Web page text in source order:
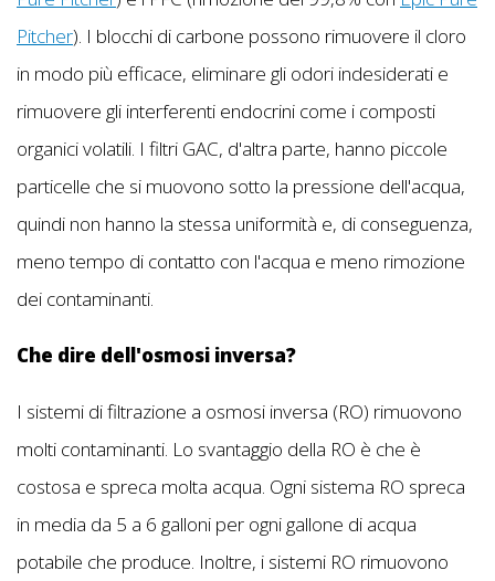
Pitcher). I blocchi di carbone possono rimuovere il cloro
in modo più efficace, eliminare gli odori indesiderati e
rimuovere gli interferenti endocrini come i composti
organici volatili. I filtri GAC, d'altra parte, hanno piccole
particelle che si muovono sotto la pressione dell'acqua,
quindi non hanno la stessa uniformità e, di conseguenza,
meno tempo di contatto con l'acqua e meno rimozione
dei contaminanti.
Che dire dell'osmosi inversa?
I sistemi di filtrazione a osmosi inversa (RO) rimuovono
molti contaminanti. Lo svantaggio della RO è che è
costosa e spreca molta acqua. Ogni sistema RO spreca
in media da 5 a 6 galloni per ogni gallone di acqua
potabile che produce. Inoltre, i sistemi RO rimuovono